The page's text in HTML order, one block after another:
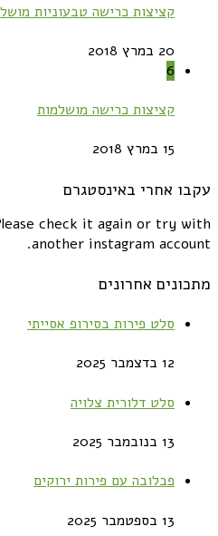
קציצות כרישה טבעוניות
20 במרץ 2018
6
קציצות כרישה מושלמות
15 במרץ 2018
עקבו אחרי באינסטגרם
check it again or try with
another instagram account.
מתכונים אחרונים
סלט פירות בסירופ אסייתי
12 בדצמבר 2025
סלט דלורית צלויה
13 בנובמבר 2025
פבלובה עם פירות ירוקים
13 בספטמבר 2025